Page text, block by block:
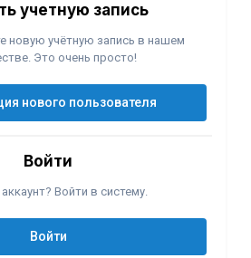
учетную запись
новую учётную запись в нашем
Это очень просто!
нового пользователя
Войти
Войти в систему.
Войти